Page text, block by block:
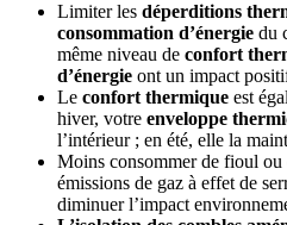
Limiter les déperditions
consommation d’énergie du
même niveau de confort
d’énergie ont un impact
Le confort thermique est
hiver, votre enveloppe
l’intérieur ; en été, elle la
Moins consommer de fioul ou
émissions de gaz à effet de
diminuer l’impact